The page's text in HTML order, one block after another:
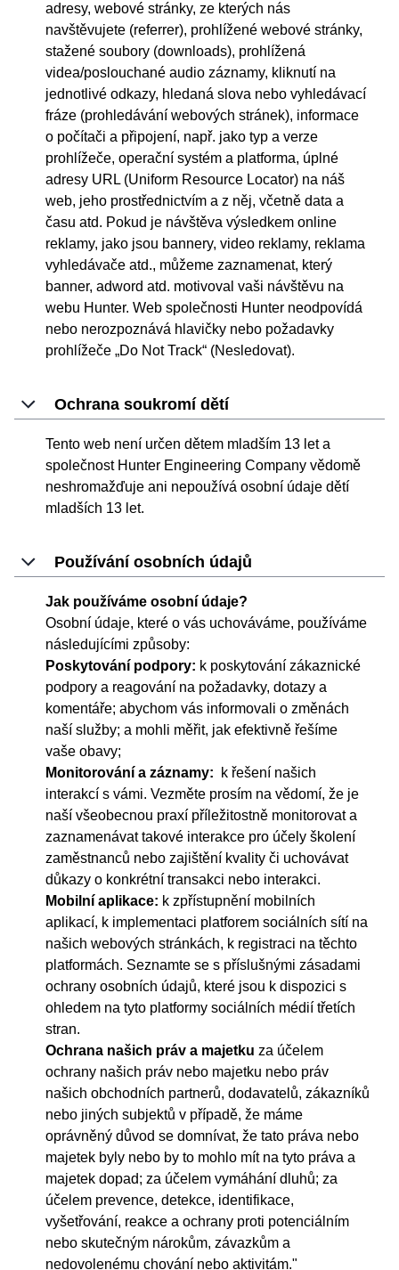
adresy, webové stránky, ze kterých nás
navštěvujete (referrer), prohlížené webové stránky,
stažené soubory (downloads), prohlížená
videa/poslouchané audio záznamy, kliknutí na
jednotlivé odkazy, hledaná slova nebo vyhledávací
fráze (prohledávání webových stránek), informace
o počítači a připojení, např. jako typ a verze
prohlížeče, operační systém a platforma, úplné
adresy URL (Uniform Resource Locator) na náš
web, jeho prostřednictvím a z něj, včetně data a
času atd. Pokud je návštěva výsledkem online
reklamy, jako jsou bannery, video reklamy, reklama
vyhledávače atd., můžeme zaznamenat, který
banner, adword atd. motivoval vaši návštěvu na
webu Hunter. Web společnosti Hunter neodpovídá
nebo nerozpoznává hlavičky nebo požadavky
prohlížeče „Do Not Track“ (Nesledovat).
Ochrana soukromí dětí
Tento web není určen dětem mladším 13 let a
společnost Hunter Engineering Company vědomě
neshromažďuje ani nepoužívá osobní údaje dětí
mladších 13 let.
Používání osobních údajů
Jak používáme osobní údaje?
Osobní údaje, které o vás uchováváme, používáme
následujícími způsoby:
Poskytování podpory: k poskytování zákaznické
podpory a reagování na požadavky, dotazy a
komentáře; abychom vás informovali o změnách
naší služby; a mohli měřit, jak efektivně řešíme
vaše obavy;
Monitorování a záznamy: k řešení našich
interakcí s vámi. Vezměte prosím na vědomí, že je
naší všeobecnou praxí příležitostně monitorovat a
zaznamenávat takové interakce pro účely školení
zaměstnanců nebo zajištění kvality či uchovávat
důkazy o konkrétní transakci nebo interakci.
Mobilní aplikace: k zpřístupnění mobilních
aplikací, k implementaci platforem sociálních sítí na
našich webových stránkách, k registraci na těchto
platformách. Seznamte se s příslušnými zásadami
ochrany osobních údajů, které jsou k dispozici s
ohledem na tyto platformy sociálních médií třetích
stran.
Ochrana našich práv a majetku za účelem
ochrany našich práv nebo majetku nebo práv
našich obchodních partnerů, dodavatelů, zákazníků
nebo jiných subjektů v případě, že máme
oprávněný důvod se domnívat, že tato práva nebo
majetek byly nebo by to mohlo mít na tyto práva a
majetek dopad; za účelem vymáhání dluhů; za
účelem prevence, detekce, identifikace,
vyšetřování, reakce a ochrany proti potenciálním
nebo skutečným nárokům, závazkům a
nedovolenému chování nebo aktivitám."